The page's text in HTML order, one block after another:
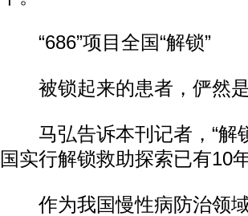
“686”项目全国“解锁”
被锁起来的患者，俨然是“
马弘告诉本刊记者，“解锁
国实行解锁救助探索已有10年
作为我国慢性病防治领域